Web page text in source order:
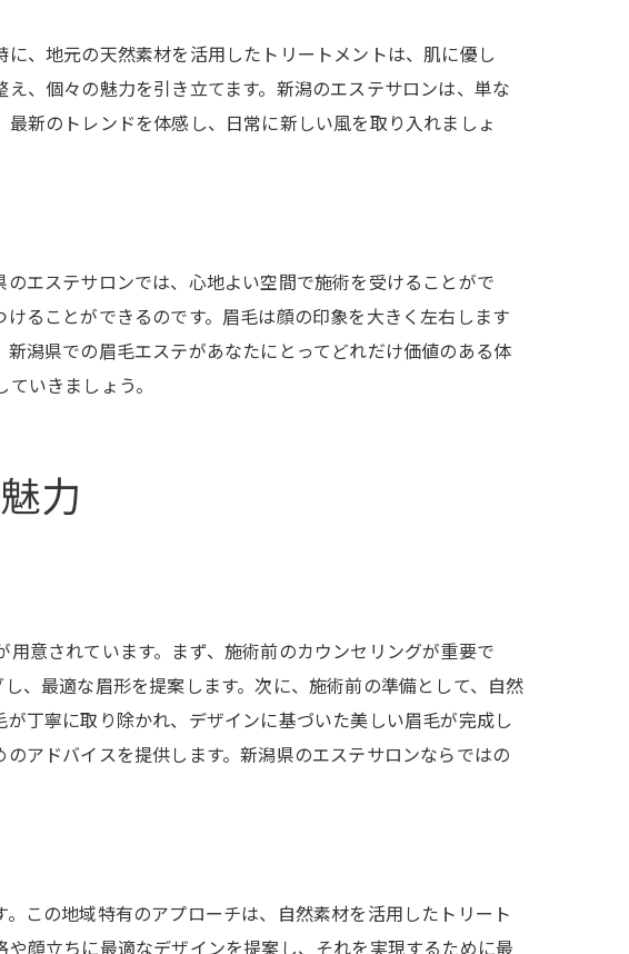
間
ション
響
テ
メント
トリートメント
メント技術
、地元の天然素材を活用したトリートメントは、肌に優し
、個々の魅力を引き立てます。新潟のエステサロンは、単な
新のトレンドを体感し、日常に新しい風を取り入れましょ
エステサロンでは、心地よい空間で施術を受けることがで
ることができるのです。眉毛は顔の印象を大きく左右します
潟県での眉毛エステがあなたにとってどれだけ価値のある体
いきましょう。
力
意されています。まず、施術前のカウンセリングが重要で
、最適な眉形を提案します。次に、施術前の準備として、自然
丁寧に取り除かれ、デザインに基づいた美しい眉毛が完成し
アドバイスを提供します。新潟県のエステサロンならではの
この地域特有のアプローチは、自然素材を活用したトリート
顔立ちに最適なデザインを提案し、それを実現するために最